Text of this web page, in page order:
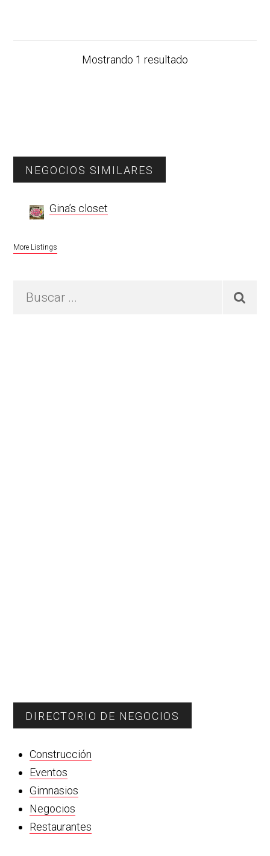
Mostrando 1 resultado
Primary
Sidebar
NEGOCIOS SIMILARES
Gina’s closet
More Listings
DIRECTORIO DE NEGOCIOS
Construcción
Eventos
Gimnasios
Negocios
Restaurantes